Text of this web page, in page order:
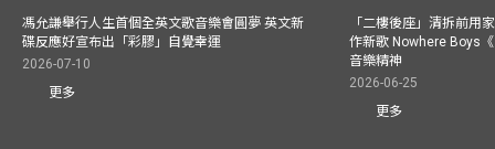
馮允謙舉行人生首個全英文歌音樂會圓夢 英文新
碟反應好宣布出「彩膠」自覺幸運
2026-07-10
更多
「二樓後座」清拆前用
作新歌 Nowhere Boys
音樂精神
2026-06-25
更多